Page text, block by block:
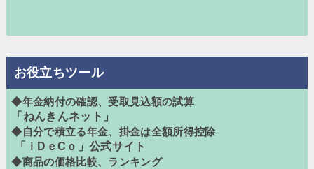
お役立ちツール
◆年金納付の確認、受取見込額の試算
「ねんきんネット」
◆自分で積立る年金、掛金は全額所得控除
「ｉDｅCｏ」公式サイト
◆商品の価格比較、ランキング